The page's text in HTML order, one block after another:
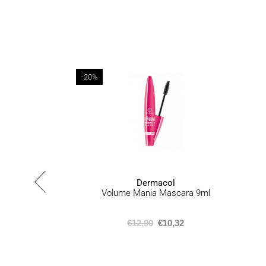
Dermacol
Volume Mania Mascara 9ml
€12,90 €10,32
-20%